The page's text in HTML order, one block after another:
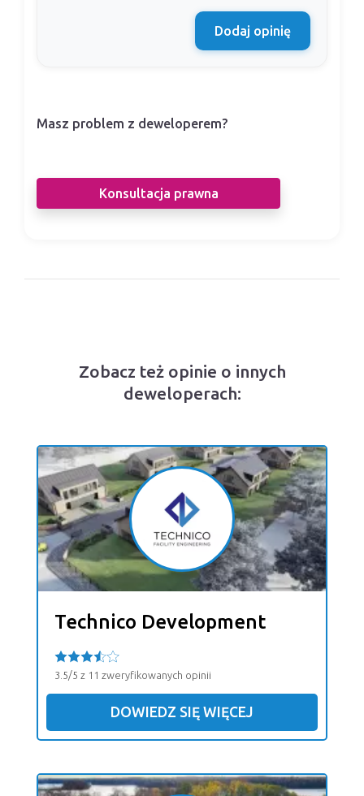
Dodaj opinię
Masz problem z deweloperem?
Konsultacja prawna
Zobacz też opinie o innych
deweloperach:
Technico Development
3.5/5 z 11 zweryfikowanych opinii
DOWIEDZ SIĘ WIĘCEJ